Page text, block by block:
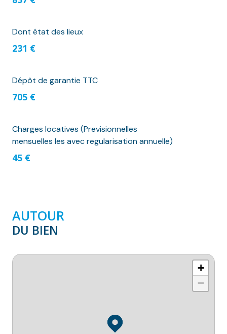
Dont état des lieux
231 €
Dépôt de garantie TTC
705 €
Charges locatives (Previsionnelles
mensuelles les avec regularisation annuelle)
45 €
AUTOUR
DU BIEN
+
−